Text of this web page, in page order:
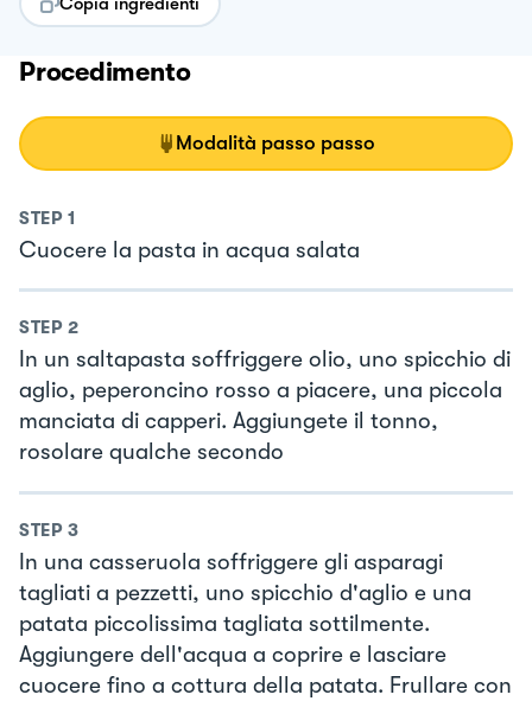
Procedimento
Modalità passo passo
STEP 1
Cuocere la pasta in acqua salata
STEP 2
In un saltapasta soffriggere olio, uno spicchio di
aglio, peperoncino rosso a piacere, una piccola
manciata di capperi. Aggiungete il tonno,
rosolare qualche secondo
STEP 3
In una casseruola soffriggere gli asparagi
tagliati a pezzetti, uno spicchio d'aglio e una
patata piccolissima tagliata sottilmente.
Aggiungere dell'acqua a coprire e lasciare
cuocere fino a cottura della patata. Frullare con